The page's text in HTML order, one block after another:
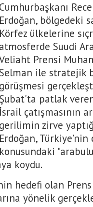
Cumhurbaşkanı
Erdoğan, bölgedeki
Körfez ülkelerine
atmosferde Suudi
Prensi
Selman ile stratejik
görüşmesi
Şubat'ta patlak
İsrail çatışmasının
gerilimin zirve
Erdoğan, Türkiye’nin
konusundaki
koydu.
hedefi olan
yönelik